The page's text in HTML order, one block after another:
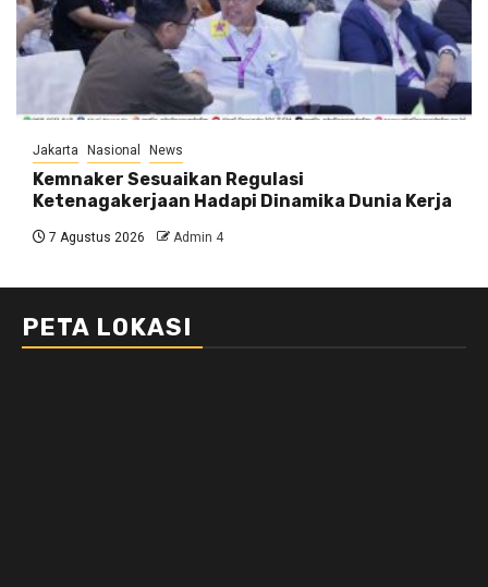
Jakarta Nasional News
Kemnaker Sesuaikan Regulasi
Ketenagakerjaan Hadapi Dinamika Dunia Kerja
7 Agustus 2026 Admin 4
PETA LOKASI